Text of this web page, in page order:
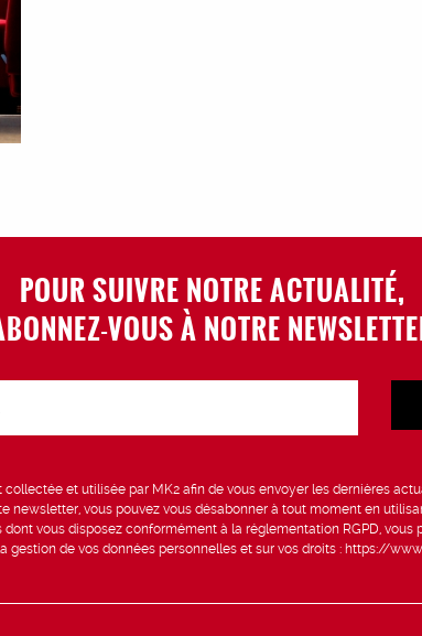
POUR SUIVRE NOTRE ACTUALITÉ,
VOUS À NOTRE
et utilisée par MK2 afin de vous envoyer les dernières
newsletter, vous pouvez vous désabonner à tout moment en
vous disposez conformément à la réglementation RGPD, vous
gestion de vos données personnelles et sur vos droits : https://